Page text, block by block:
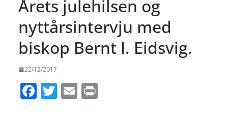
Årets julehilsen og
nyttårsintervju med
biskop Bernt I. Eidsvig.
22/12/2017
F T E